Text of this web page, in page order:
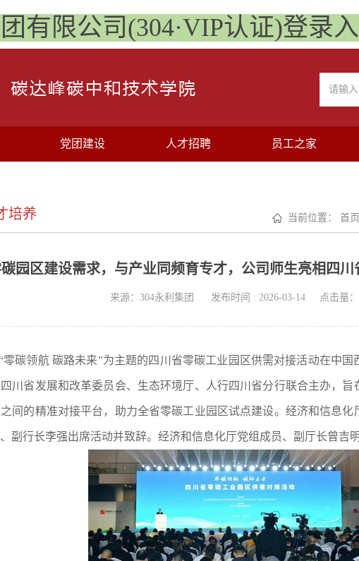
有限公司(304·VIP认证)登录
党团建设 人才招聘 员工之家
培养 当前位置： 首页
园区建设需求，与产业同频育专才，公司师生亮相四
来源：304永利集团 发布时间 : 2026-03-14 点击量：
零碳领航 碳路未来”为主题的四川省零碳工业园区供需对接活动在中
川省发展和改革委员会、生态环境厅、人行四川省分行联合主办，
间的精准对接平台，助力全省零碳工业园区试点建设。经济和信息
副行长李强出席活动并致辞。经济和信息化厅党组成员、副厅长曾吉